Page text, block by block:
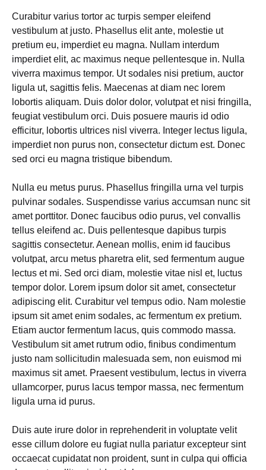
Curabitur varius tortor ac turpis semper eleifend
vestibulum at justo. Phasellus elit ante, molestie ut
pretium eu, imperdiet eu magna. Nullam interdum
imperdiet elit, ac maximus neque pellentesque in. Nulla
viverra maximus tempor. Ut sodales nisi pretium, auctor
ligula ut, sagittis felis. Maecenas at diam nec lorem
lobortis aliquam. Duis dolor dolor, volutpat et nisi fringilla,
feugiat vestibulum orci. Duis posuere mauris id odio
efficitur, lobortis ultrices nisl viverra. Integer lectus ligula,
imperdiet non purus non, consectetur dictum est. Donec
sed orci eu magna tristique bibendum.
Nulla eu metus purus. Phasellus fringilla urna vel turpis
pulvinar sodales. Suspendisse varius accumsan nunc sit
amet porttitor. Donec faucibus odio purus, vel convallis
tellus eleifend ac. Duis pellentesque dapibus turpis
sagittis consectetur. Aenean mollis, enim id faucibus
volutpat, arcu metus pharetra elit, sed fermentum augue
lectus et mi. Sed orci diam, molestie vitae nisl et, luctus
tempor dolor. Lorem ipsum dolor sit amet, consectetur
adipiscing elit. Curabitur vel tempus odio. Nam molestie
ipsum sit amet enim sodales, ac fermentum ex pretium.
Etiam auctor fermentum lacus, quis commodo massa.
Vestibulum sit amet rutrum odio, finibus condimentum
justo nam sollicitudin malesuada sem, non euismod mi
maximus sit amet. Praesent vestibulum, lectus in viverra
ullamcorper, purus lacus tempor massa, nec fermentum
ligula urna id purus.
Duis aute irure dolor in reprehenderit in voluptate velit
esse cillum dolore eu fugiat nulla pariatur excepteur sint
occaecat cupidatat non proident, sunt in culpa qui officia